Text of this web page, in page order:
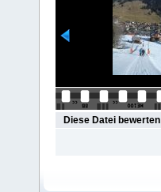
Diese Datei bewerten